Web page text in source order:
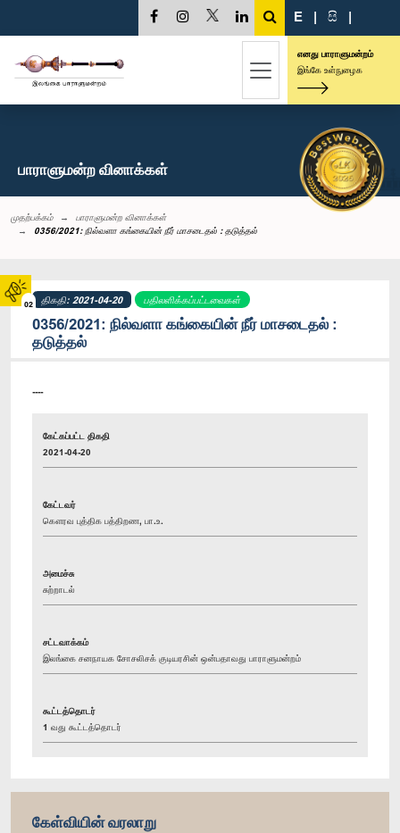
02
E | සි |
எனது பாராளுமன்றம்
இங்கே உள்நுழைக
பாராளுமன்ற வினாக்கள்
முதற்பக்கம்
பாராளுமன்ற வினாக்கள்
0356/2021: நில்வளா கங்கையின் நீர் மாசடைதல் : தடுத்தல்
திகதி: 2021-04-20 பதிலளிக்கப்பட்டவைகள்
0356/2021: நில்வளா கங்கையின் நீர் மாசடைதல் :
தடுத்தல்
----
கேட்கப்பட்ட திகதி
2021-04-20
கேட்டவர்
கௌரவ புத்திக பத்திறண, பா.உ.
அமைச்சு
சுற்றாடல்
சட்டவாக்கம்
இலங்கை சனநாயக சோசலிசக் குடியரசின் ஒன்பதாவது பாராளுமன்றம்
கூட்டத்தொடர்
1 வது கூட்டத்தொடர்
கேள்வியின் வரலாறு